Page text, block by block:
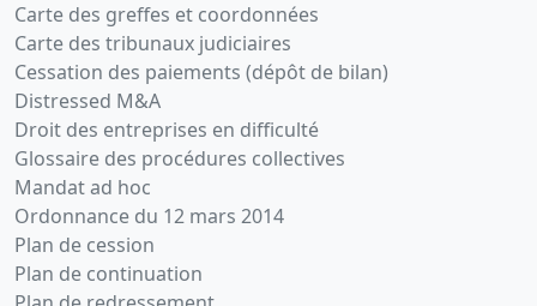
Carte des greffes et coordonnées
Carte des tribunaux judiciaires
Cessation des paiements (dépôt de bilan)
Distressed M&A
Droit des entreprises en difficulté
Glossaire des procédures collectives
Mandat ad hoc
Ordonnance du 12 mars 2014
Plan de cession
Plan de continuation